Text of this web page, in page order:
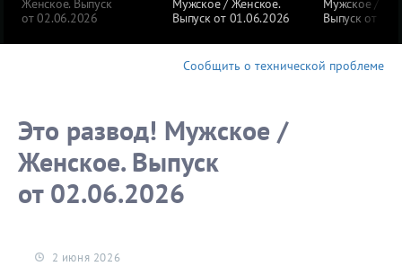
от 02.06.2026
Выпуск от 01.06.2026
Выпуск от
Сообщить о технической проблеме
Это развод! Мужское /
Женское. Выпуск
от 02.06.2026
2 июня 2026